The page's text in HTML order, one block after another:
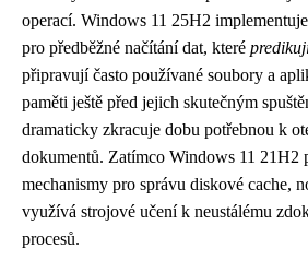
operací. Windows 11 25H2
pro předběžné načítání dat, které
připravují často používané soubory a
paměti ještě před jejich skutečným
dramaticky zkracuje dobu potřebnou k
dokumentů. Zatímco Windows 11 21H2
mechanismy pro správu diskové cache,
využívá strojové učení k neustálému
procesů.